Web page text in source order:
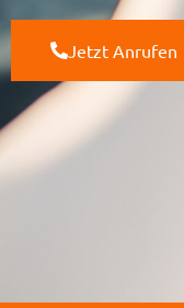
Jetzt Anrufen